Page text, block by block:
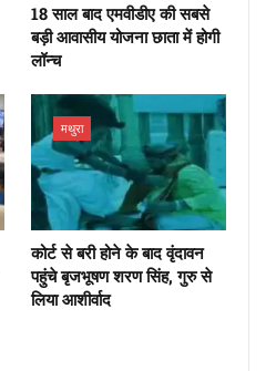
18 साल बाद एमवीडीए की सबसे
बड़ी आवासीय योजना छाता में होगी
लॉन्च
मथुरा
कोर्ट से बरी होने के बाद वृंदावन
पहुंचे बृजभूषण शरण सिंह, गुरु से
लिया आशीर्वाद